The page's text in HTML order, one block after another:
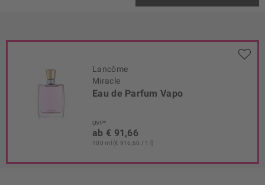
Lancôme
Miracle
Eau de Parfum Vapo
UVP*
ab € 91,66
100 ml (€ 916,60 / 1 l)